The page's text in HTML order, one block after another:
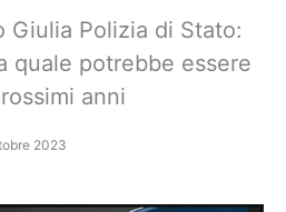
Giulia Polizia di Stato:
quale potrebbe essere
anni
2023